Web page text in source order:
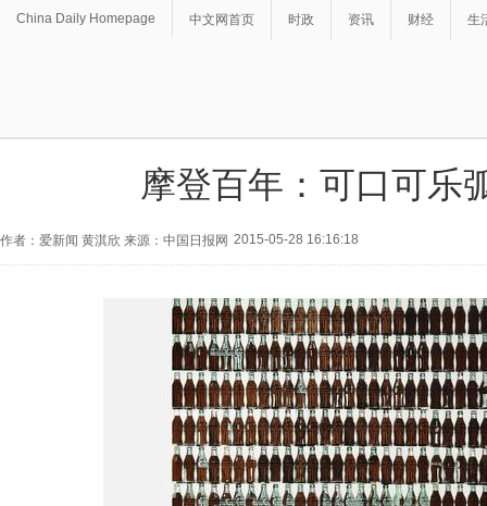
China Daily Homepage 中文网首页 时政 资讯 财经 生
摩登百年：可口可乐
作者：爱新闻 黄淇欣 来源：中国日报网 2015-05-28 16:16:18